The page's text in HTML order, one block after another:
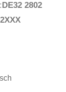
DE32 2802